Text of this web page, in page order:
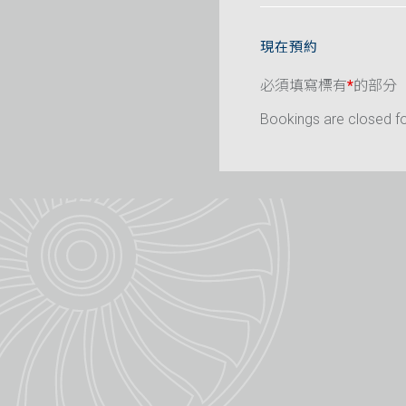
現在預約
必須填寫標有*的部分
Bookings are closed